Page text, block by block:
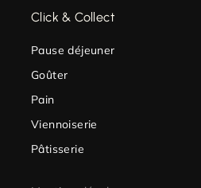
Click & Collect
Pause déjeuner
Goûter
Pain
Viennoiserie
Pâtisserie